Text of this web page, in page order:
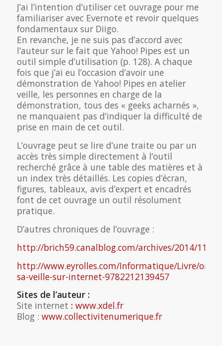
J’ai l’intention d’utiliser cet ouvrage pour me
familiariser avec Evernote et revoir quelques
fondamentaux sur Diigo.
En revanche, je ne suis pas d’accord avec
l’auteur sur le fait que Yahoo! Pipes est un
outil simple d’utilisation (p. 128). A chaque
fois que j’ai eu l’occasion d’avoir une
démonstration de Yahoo! Pipes en atelier
veille, les personnes en charge de la
démonstration, tous des « geeks acharnés »,
ne manquaient pas d’indiquer la difficulté de
prise en main de cet outil.
L’ouvrage peut se lire d’une traite ou par un
accès très simple directement à l’outil
recherché grâce à une table des matières et à
un index très détaillés. Les copies d’écran,
figures, tableaux, avis d’expert et encadrés
font de cet ouvrage un outil résolument
pratique.
D’autres chroniques de l’ouvrage :
http://brich59.canalblog.com/archives/2014/11/
http://www.eyrolles.com/Informatique/Livre/
sa-veille-sur-internet-9782212139457
Sites de l’auteur :
Site internet : www.xdel.fr
Blog : www.collectivitenumerique.fr